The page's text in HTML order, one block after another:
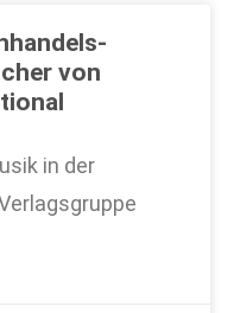
von
in der